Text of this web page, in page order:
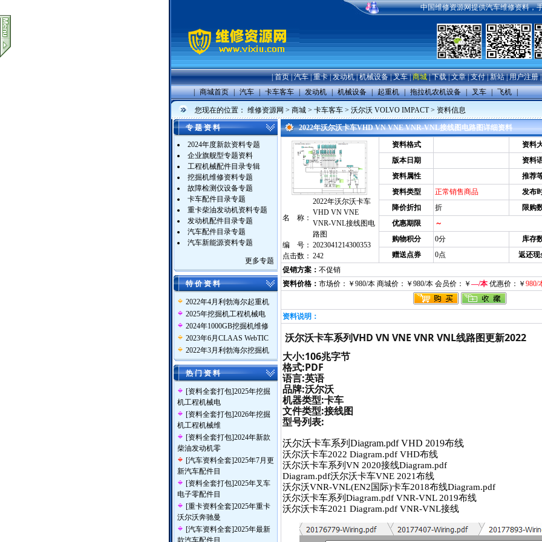
中国维修资源网提供汽车维修资料，手
|首页|汽车|重卡|发动机|机械设备|叉车|商城|下载|文章|支付|新站|用户注册
| 商城首页 | 汽车 | 卡车客车 | 发动机 | 机械设备 | 起重机 | 拖拉机农机设备 | 叉车 | 飞机 |
您现在的位置： 维修资源网 > 商城 > 卡车客车 > 沃尔沃 VOLVO IMPACT> 资料信息
专 题 资 料
2024年度新款资料专题
企业旗舰型专题资料
工程机械配件目录专辑
挖掘机维修资料专题
故障检测仪设备专题
卡车配件目录专题
重卡柴油发动机资料专题
发动机配件目录专题
汽车配件目录专题
汽车新能源资料专题
更多专题
特 价 资 料
2022年4月利勃海尔起重机
2025年挖掘机工程机械电
2024年1000GB挖掘机维修
2023年6月CLAAS WebTIC
2022年3月利勃海尔挖掘机
热 门 资 料
[资料全套打包]2025年挖掘
机工程机械电
[资料全套打包]2026年挖掘
机工程机械维
[资料全套打包]2024年新款
柴油发动机零
[汽车资料全套]2025年7月更
新汽车配件目
[资料全套打包]2025年叉车
电子零配件目
[重卡资料全套]2025年重卡
沃尔沃奔驰曼
[汽车资料全套]2025年最新
款汽车配件目
2022年沃尔沃卡车VHD VN VNE VNR-VNL接线图电路图详细资料
名 称：
2022年沃尔沃卡车
VHD VN VNE
VNR-VNL接线图电
路图
编 号： 2023041214300353
点击数： 242
资料格式
资料
版本日期
资料
资料属性
推荐
资料类型
正常销售商品
发布
降价折扣
折
限购
优惠期限
～
购物积分
0分
库存
赠送点券
0点
返还现
促销方案： 不促销
资料价格： 市场价：￥980/本 商城价：￥980/本 会员价：￥ —/本 优惠价：￥ 980/
资料说明：
沃尔沃卡车系列VHD VN VNE VNR VNL线路图更新2022
大小:106兆字节
格式:PDF
语言:英语
品牌:沃尔沃
机器类型:卡车
文件类型:接线图
型号列表:
沃尔沃卡车系列Diagram.pdf VHD 2019布线
沃尔沃卡车2022 Diagram.pdf VHD布线
沃尔沃卡车系列VN 2020接线Diagram.pdf
Diagram.pdf沃尔沃卡车VNE 2021布线
沃尔沃VNR-VNL(EN2国际)卡车2018布线Diagram.pdf
沃尔沃卡车系列Diagram.pdf VNR-VNL 2019布线
沃尔沃卡车2021 Diagram.pdf VNR-VNL接线